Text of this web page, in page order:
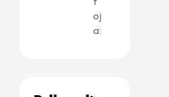
oj
a: